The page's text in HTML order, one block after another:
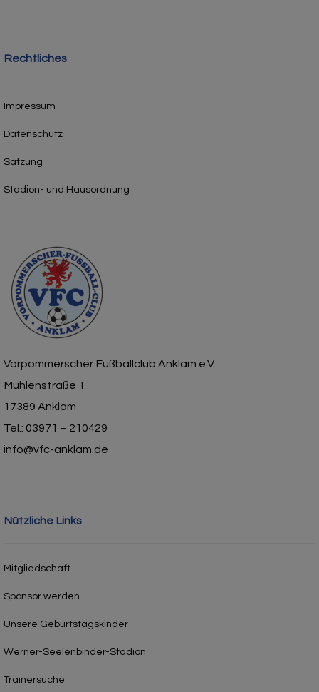
Rechtliches
Impressum
Datenschutz
Satzung
Stadion- und Hausordnung
Vorpommerscher Fußballclub Anklam e.V.
Mühlenstraße 1
17389 Anklam
Tel.: 03971 – 210429
info@vfc-anklam.de
Nützliche Links
Mitgliedschaft
Sponsor werden
Unsere Geburtstagskinder
Werner-Seelenbinder-Stadion
Trainersuche